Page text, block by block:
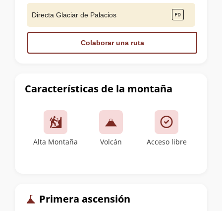
Características de la montaña
Alta Montaña Volcán Acceso libre
Primera ascensión
Directa Glaciar de Palacios
Colaborar una ruta